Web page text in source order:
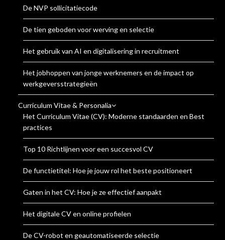
De NVP sollicitatiecode
De tien geboden voor werving en selectie
Het gebruik van AI en digitalisering in recruitment
Het jobhoppen van jonge werknemers en de impact op
werkgeversstrategieën
Curriculum Vitae & Personalia
Het Curriculum Vitae (CV): Moderne standaarden en Best
practices
Top 10 Richtlijnen voor een succesvol CV
De functietitel: Hoe je jouw rol het beste positioneert
Gaten in het CV: Hoe je ze effectief aanpakt
Het digitale CV en online profielen
De CV-robot en geautomatiseerde selectie